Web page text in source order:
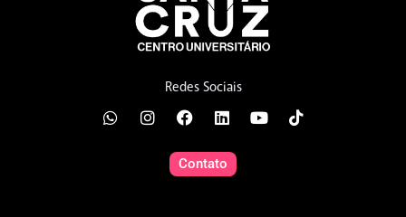
Redes Sociais
Contato